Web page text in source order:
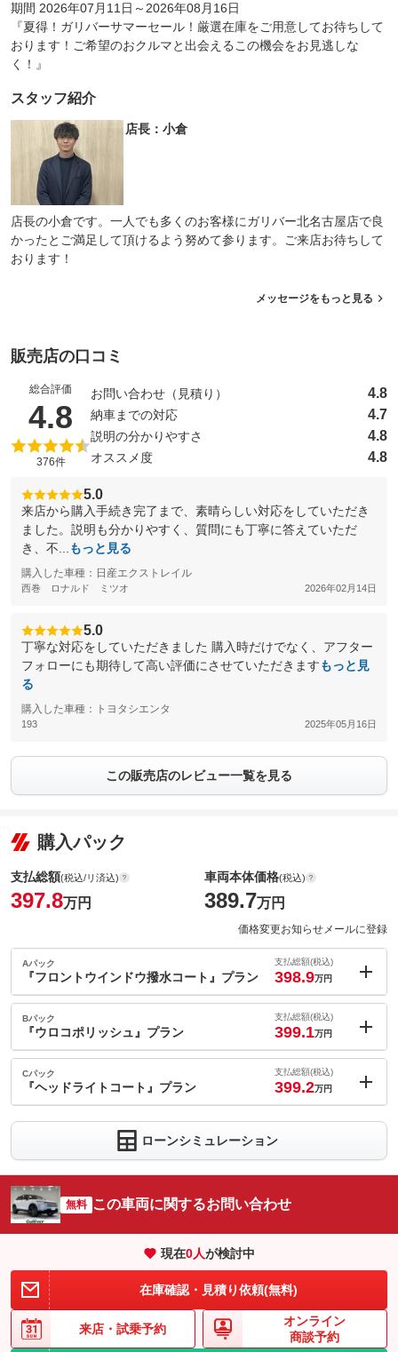
期間 2026年07月11日～2026年08月16日
『夏得！ガリバーサマーセール！厳選在庫をご用意してお待ちして
おります！ご希望のおクルマと出会えるこの機会をお見逃しな
く！』
スタッフ紹介
店長：小倉
店長の小倉です。一人でも多くのお客様にガリバー北名古屋店で良
かったとご満足して頂けるよう努めて参ります。ご来店お待ちして
おります！
メッセージをもっと見る
販売店の口コミ
総合評価
4.8 （5点満点中）
376件
お問い合わせ（見積り） 4.8
納車までの対応 4.7
説明の分かりやすさ 4.8
オススメ度 4.8
5.0
来店から購入手続き完了まで、素晴らしい対応をしていただき
ました。説明も分かりやすく、質問にも丁寧に答えていただ
き、不...
もっと見る
購入した車種：日産エクストレイル
西巻 ロナルド ミツオ 2026年02月14日
5.0
丁寧な対応をしていただきました 購入時だけでなく、アフター
フォローにも期待して高い評価にさせていただきますもっと見
る
購入した車種：トヨタシエンタ
193 2025年05月16日
この販売店のレビュー一覧を見る
購入パック
支払総額(税込/リ済込)
397.8万円
車両本体価格(税込)
389.7万円
価格変更お知らせメールに登録
Aパック
『フロントウインドウ撥水コート』プラン
支払総額(税込)
398.9万円
内：オプシ
ョン価格
(税込)
車両本体価
389.7万円
トしてくれます。多発する大雨やゲリラ豪雨に備えるためにお勧
めしたい商品です。
このパックの見積もり依頼（無料）
Bパック
『ウロコポリッシュ』プラン
支払総額(税込)
399.1万円
内：オプシ
ョン価格
(税込)
車両本体価
パック内容
美観をキープする為にお勧めしたい商品です。
備考
このパックの見積もり依頼（無料）
Cパック
『ヘッドライトコート』プラン
支払総額(税込)
399.2万円
1.4 万円
車両本体価
格
ヘッドライト専用ガラスコーティング『ヘッドライトコート』は
ガラス被膜で黄ばみなどの表面劣化の予防や発止効果で汚れの付
着を抑制する効果が期待できます。
備考 －
ローンシミュレーション
無料 この車両に関するお問い合わせ
現在0人が検討中
在庫確認・見積り依頼(無料)
来店・ 試乗予約
オンライン
商談予約